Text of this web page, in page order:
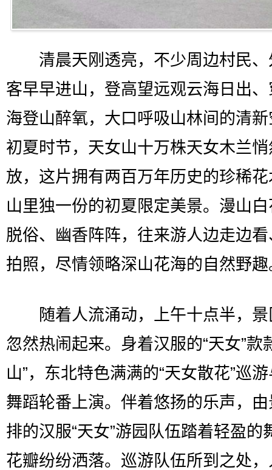
清晨天刚透亮，不少周边村民、
客早早进山，登高望远观云海日出
海登山醉氧，大口呼吸山林间的清
初夏时节，天女山十万株天女木兰
放，这片拥有两百万年历史的珍稀
山里独一份的初夏限定美景。漫山
脱俗、幽香阵阵，往来游人边走边
拍照，尽情领略深山花海的自然野趣
随着人流涌动，上午十点半，景
忽然热闹起来。身着汉服的“天女”款
山”，东北特色满满的“天女散花”巡
舞蹈轮番上演。伴着悠扬的乐声，
排的汉服“天女”游园队伍踏着轻盈的
花瓣纷纷洒落。巡游队伍所到之处